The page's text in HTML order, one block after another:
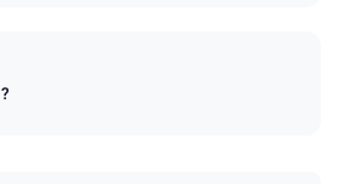
تاس یا طاس ?